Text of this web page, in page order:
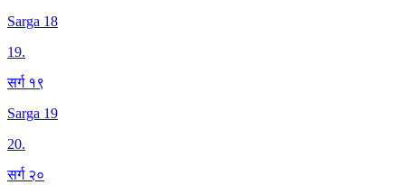
Sarga 18
19.
सर्ग १९
Sarga 19
20.
सर्ग २०